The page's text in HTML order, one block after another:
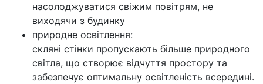
насолоджуватися свіжим повітрям, не
виходячи з будинку
природне освітлення:
скляні стінки пропускають більше природного
світла, що створює відчуття простору та
забезпечує оптимальну освітленість всередині.